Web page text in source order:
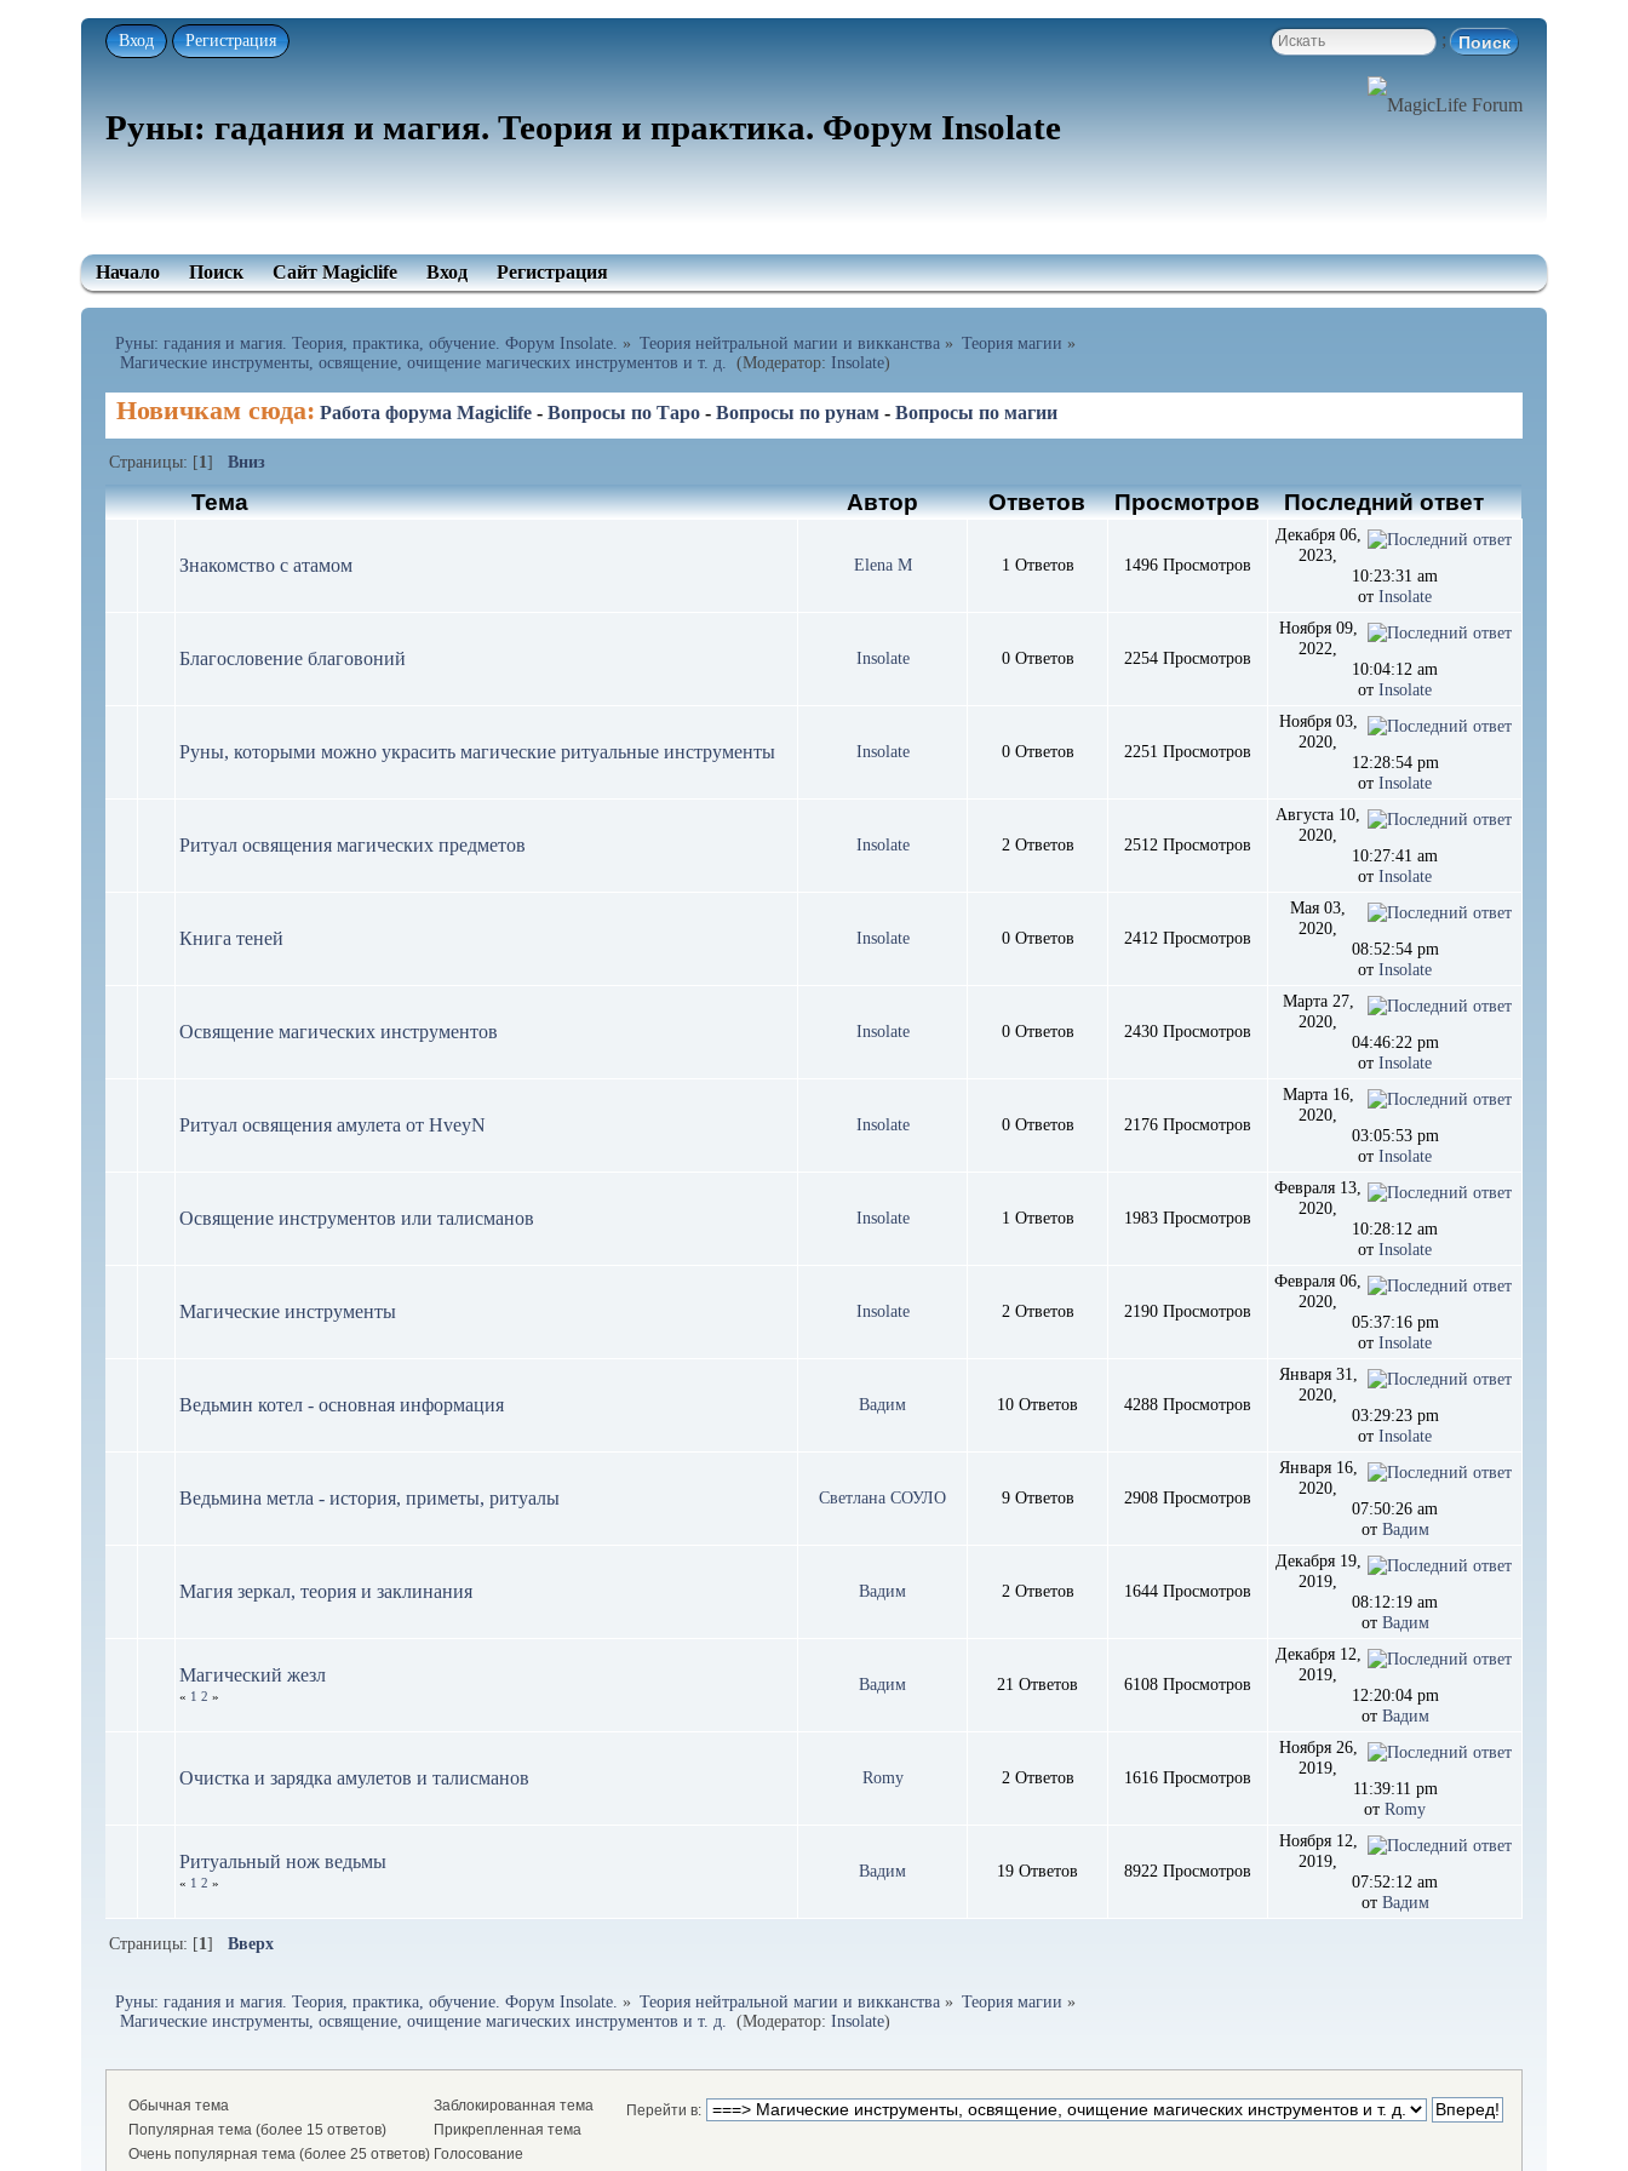
Вход Регистрация ;
Руны: гадания и магия. Теория и практика. Форум Insolate
Начало Поиск Сайт Magiclife Вход Регистрация
Руны: гадания и магия. Теория, практика, обучение. Форум Insolate. » Теория нейтральной магии и викканства » Теория магии »
Магические инструменты, освящение, очищение магических инструментов и т. д. (Модератор: Insolate)
Новичкам сюда: Работа форума Magiclife -Вопросы по Таро -Вопросы по рунам -Вопросы по магии
Страницы: [1]Вниз
Тема Автор Ответов Просмотров Последний ответ
Знакомство с атамом Elena M 1 Ответов 1496 Просмотров
Декабря 06,
2023,
10:23:31 am
отInsolate
Благословение благовоний Insolate 0 Ответов 2254 Просмотров
Ноября 09,
2022,
10:04:12 am
отInsolate
Руны, которыми можно украсить магические ритуальные инструменты Insolate 0 Ответов 2251 Просмотров
Ноября 03,
2020,
12:28:54 pm
отInsolate
Ритуал освящения магических предметов Insolate 2 Ответов 2512 Просмотров
Августа 10,
2020,
10:27:41 am
отInsolate
Книга теней Insolate 0 Ответов 2412 Просмотров
Мая 03,
2020,
08:52:54 pm
отInsolate
Освящение магических инструментов Insolate 0 Ответов 2430 Просмотров
Марта 27,
2020,
04:46:22 pm
отInsolate
Ритуал освящения амулета от HveyN Insolate 0 Ответов 2176 Просмотров
Марта 16,
2020,
03:05:53 pm
отInsolate
Освящение инструментов или талисманов Insolate 1 Ответов 1983 Просмотров
Февраля 13,
2020,
10:28:12 am
отInsolate
Магические инструменты Insolate 2 Ответов 2190 Просмотров
Февраля 06,
2020,
05:37:16 pm
отInsolate
Ведьмин котел - основная информация Вадим 10 Ответов 4288 Просмотров
Января 31,
2020,
03:29:23 pm
отInsolate
Ведьмина метла - история, приметы, ритуалы Светлана СОУЛО 9 Ответов 2908 Просмотров
Января 16,
2020,
07:50:26 am
от Вадим
Магия зеркал, теория и заклинания Вадим 2 Ответов 1644 Просмотров
Декабря 19,
2019,
08:12:19 am
от Вадим
Магический жезл
« 1 2 »
Вадим 21 Ответов 6108 Просмотров
Декабря 12,
2019,
12:20:04 pm
от Вадим
Очистка и зарядка амулетов и талисманов Romy 2 Ответов 1616 Просмотров
Ноября 26,
2019,
11:39:11 pm
отRomy
Ритуальный нож ведьмы
« 1 2 »
Вадим 19 Ответов 8922 Просмотров
Ноября 12,
2019,
07:52:12 am
от Вадим
Страницы: [1]Вверх
Руны: гадания и магия. Теория, практика, обучение. Форум Insolate. » Теория нейтральной магии и викканства » Теория магии »
Магические инструменты, освящение, очищение магических инструментов и т. д.
(Модератор:Insolate)
Перейти в:
Обычная тема
Популярная тема (более 15 ответов)
Очень популярная тема (более 25 ответов)
Заблокированная тема
Прикрепленная тема
Голосование